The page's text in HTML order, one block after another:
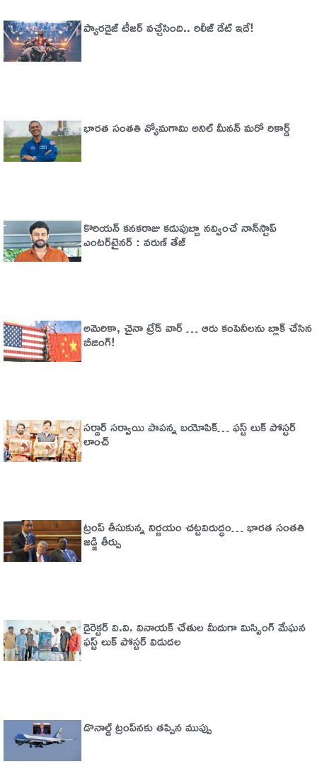
ప్యారడైజ్‌ టీజర్‌ వచ్చేసింది.. రిలీజ్‌ డేట్‌ ఇదే!
భారత సంతతి వ్యోమగామి అనిల్‌ మీనన్‌ మరో రికార్డ్‌
కొరియన్ కనకరాజు కడుపుబ్బా నవ్వించే నాన్‌స్టాప్
ఎంటర్‌టైనర్ : వరుణ్ తేజ్
అమెరికా, చైనా ట్రేడ్​​ వార్​ … ఆరు కంపెనీలను బ్లాక్​ చేసిన
బీజింగ్​!
సర్దార్ సర్వాయి పాపన్న బయోపిక్… ఫస్ట్ లుక్ పోస్టర్
లాంచ్
ట్రంప్‌ తీసుకున్న నిర్ణయం చట్టవిరుద్ధం… భారత సంతతి
జడ్జి తీర్పు
డైరెక్టర్ వి.వి. వినాయక్ చేతుల మీదుగా మిస్సింగ్ మేఘన
ఫస్ట్ లుక్ పోస్టర్ విడుదల
డొనాల్డ్ ట్రంప్‌నకు తప్పిన ముప్పు